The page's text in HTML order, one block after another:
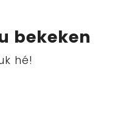
bekeken
hé!